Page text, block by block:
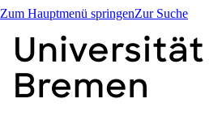
Zum Hauptmenü springenZur Suche